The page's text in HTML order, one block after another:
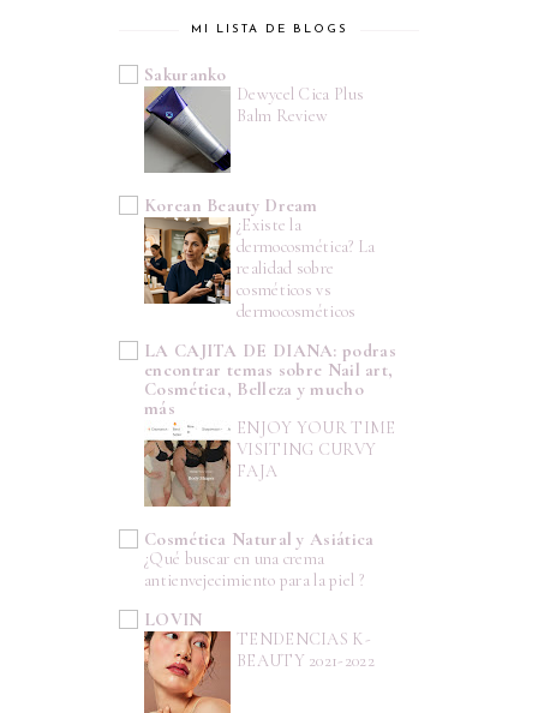
MI LISTA DE BLOGS
Sakuranko
Dewycel Cica Plus
Balm Review
Korean Beauty Dream
¿Existe la
dermocosmética? La
realidad sobre
cosméticos vs
dermocosméticos
LA CAJITA DE DIANA: podras
encontrar temas sobre Nail art,
Cosmética, Belleza y mucho
más
ENJOY YOUR TIME
VISITING CURVY
FAJA
Cosmética Natural y Asiática
¿Qué buscar en una crema
antienvejecimiento para la piel ?
LOVIN
TENDENCIAS K-
BEAUTY 2021-2022